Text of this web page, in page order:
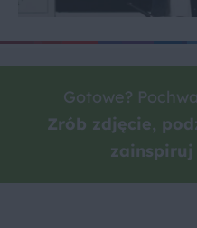
Gotowe?
Zrób zdjęcie,
zainspiruj